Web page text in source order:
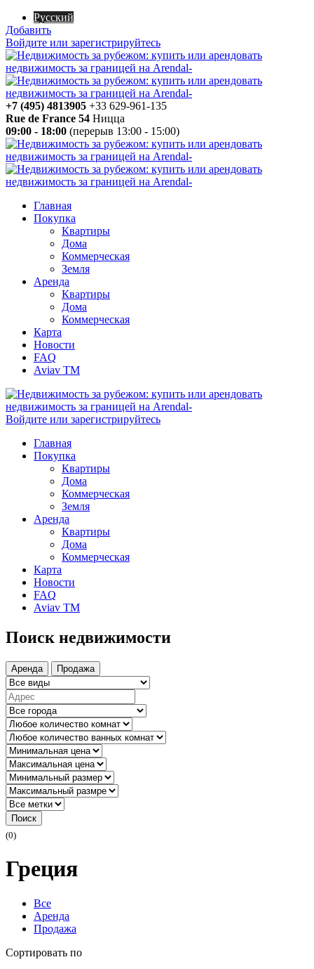
Русский
Добавить
Войдите или зарегистрируйтесь
+7 (495) 4813905 +33 629-961-135
Rue de France 54 Ницца
09:00 - 18:00 (перерыв 13:00 - 15:00)
Главная
Покупка
Квартиры
Дома
Коммерческая
Земля
Аренда
Квартиры
Дома
Коммерческая
Карта
Новости
FAQ
Aviav TM
Войдите или зарегистрируйтесь
Главная
Покупка
Квартиры
Дома
Коммерческая
Земля
Аренда
Квартиры
Дома
Коммерческая
Карта
Новости
FAQ
Aviav TM
Поиск недвижимости
Аренда Продажа
Поиск
(0)
Греция
Все
Аренда
Продажа
Сортировать по